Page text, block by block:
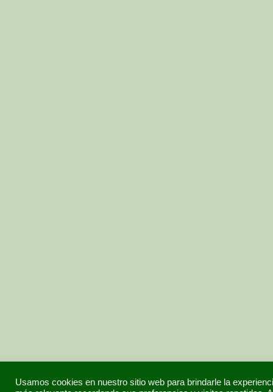
Usamos cookies en nuestro sitio web para brindarle la